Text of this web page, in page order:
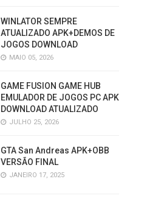
WINLATOR SEMPRE
ATUALIZADO APK+DEMOS DE
JOGOS DOWNLOAD
MAIO 05, 2026
GAME FUSION GAME HUB
EMULADOR DE JOGOS PC APK
DOWNLOAD ATUALIZADO
JULHO 25, 2026
GTA San Andreas APK+OBB
VERSÃO FINAL
JANEIRO 17, 2025